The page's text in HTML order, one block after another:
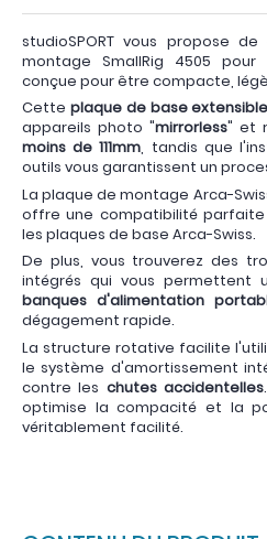
studioSPORT vous propose
montage SmallRig 4505
conçue pour être compacte,
Cette plaque de base extensible
appareils photo "mirrorless" et
moins de 111mm, tandis que
outils vous garantissent un
La plaque de montage Arca-
offre une compatibilité parfaite
les plaques de base Arca-Swiss.
De plus, vous trouverez des
intégrés qui vous permettent
banques d'alimentation
dégagement rapide.
La structure rotative facilite
le système d'amortissement
contre les chutes accidentelles
optimise la compacité et la
véritablement facilité.